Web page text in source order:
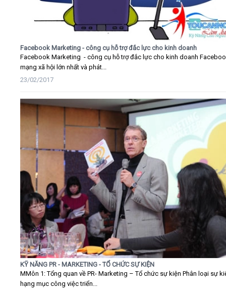
Facebook Marketing - công cụ hỗ trợ đắc lực cho kinh doanh
Facebook Marketing - công cụ hỗ trợ đắc lực cho kinh doanh
mạng xã hội lớn nhất và phát...
23/02/2017
KỸ NĂNG PR - MARKETING - TỔ CHỨC SỰ KIỆN
MMôn 1: Tổng quan về PR- Marketing – Tổ chức sự kiện Phân loại sự
hạng mục công việc triển...